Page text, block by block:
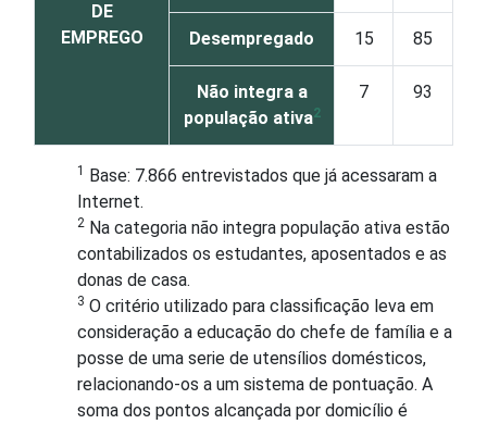
DE
EMPREGO
Desempregado 15 85
Não integra a
população ativa2
7 93
1 Base: 7.866 entrevistados que já acessaram a
Internet.
2 Na categoria não integra população ativa estão
contabilizados os estudantes, aposentados e as
donas de casa.
3 O critério utilizado para classificação leva em
consideração a educação do chefe de família e a
posse de uma serie de utensílios domésticos,
relacionando-os a um sistema de pontuação. A
soma dos pontos alcançada por domicílio é